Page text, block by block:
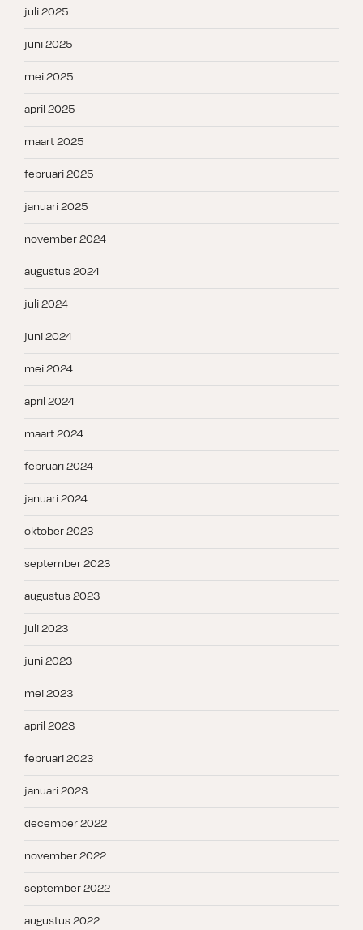
juli 2025
juni 2025
mei 2025
april 2025
maart 2025
februari 2025
januari 2025
november 2024
augustus 2024
juli 2024
juni 2024
mei 2024
april 2024
maart 2024
februari 2024
januari 2024
oktober 2023
september 2023
augustus 2023
juli 2023
juni 2023
mei 2023
april 2023
februari 2023
januari 2023
december 2022
november 2022
september 2022
augustus 2022